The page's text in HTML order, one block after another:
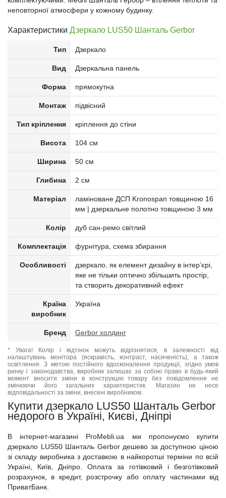
неповторної атмосфери у кожному будинку.
Характеристики Дзеркало LUS50 Шанталь Gerbor
Тип Дзеркало
Вид Дзеркальна панель
Форма прямокутна
Монтаж підвісний
Тип кріплення кріплення до стіни
Висота 104 см
Ширина 50 см
Глибина 2 см
Матеріал
ламіноване ДСП Kronospan товщиною 16
мм | дзеркальне полотно товщиною 3 мм
Колір дуб сан-ремо світлий
Комплектація фурнітура, схема збирання
Особливості
дзеркало, як елемент дизайну в інтер’єрі,
яке не тільки оптично збільшить простір,
та створить декоративний ефект
Країна
виробник
Україна
Бренд Gerbor холдинг
* Увага! Колір і відтінок можуть відрізнятися, в залежності від
налаштувань монітора (яскравість, контраст, насиченість), а також
освітлення. З метою постійного вдосконалення продукції, згідно умов
ринку і законодавства, виробник залишає за собою право в будь-який
момент вносити зміни в конструкцію товару без повідомлення не
змінюючи його загальних характеристик. Магазин не несе
відповідальності за зміни, внесені виробником.
Купити дзеркало LUS50 Шанталь Gerbor
недорого в Україні, Києві, Дніпрі
В інтернет-магазині ProMebli.ua ми пропонуємо купити
дзеркало LUS50 Шанталь Gerbor дешево за доступною ціною
зі складу виробника з доставкою в найкоротші терміни по всій
Україні, Київ, Дніпро. Оплата за готівковий і безготівковий
розрахунок, в кредит, розстрочку або оплату частинами від
ПриватБанк.